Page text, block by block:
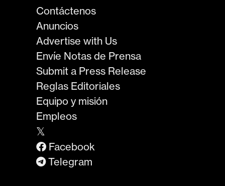
Contáctenos
Anuncios
Advertise with Us
Envíe Notas de Prensa
Submit a Press Release
Reglas Editoriales
Equipo y misión
Empleos
𝕏
Facebook
Telegram